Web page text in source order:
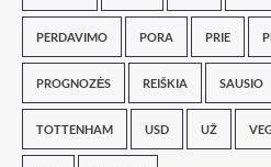
PERDAVIMO PORA PRIE
PROGNOZĖS REIŠKIA SAUSIO
TOTTENHAM USD UŽ